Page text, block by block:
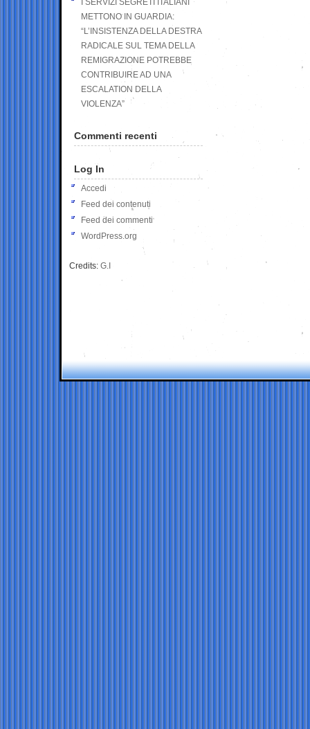
I SERVIZI SEGRETI ITALIANI
METTONO IN GUARDIA:
“L’INSISTENZA DELLA DESTRA
RADICALE SUL TEMA DELLA
REMIGRAZIONE POTREBBE
CONTRIBUIRE AD UNA
ESCALATION DELLA
VIOLENZA”
Commenti recenti
Log In
Accedi
Feed dei contenuti
Feed dei commenti
WordPress.org
Credits: G.I